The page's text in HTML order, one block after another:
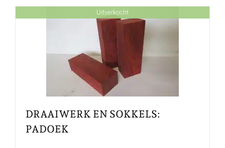
Uitverkocht
DRAAIWERK EN SOKKELS:
PADOEK